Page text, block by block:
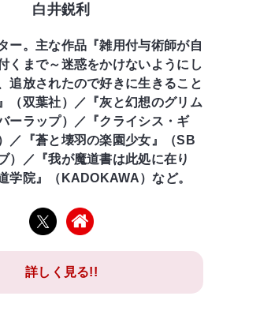
白井鋭利
ー。主な作品『雑用付与術師が自
くまで～迷惑をかけないようにし
追放されたので好きに生きること
（双葉社）／『灰と幻想のグリム
ーラップ）／『クライシス・ギ
／『蒼と壊羽の楽園少女』（SB
）／『我が魔道書は此処に在り
学院』（KADOKAWA）など。
詳しく見る!!